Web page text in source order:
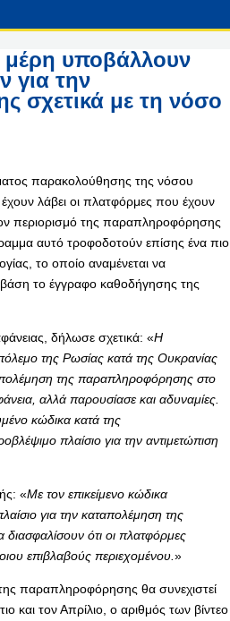
υποβάλλουν
για την
σχετικά με τη νόσο
παρακολούθησης της νόσου
λάβει οι πλατφόρμες που έχουν
περιορισμό της παραπληροφόρησης
αυτό τροφοδοτούν επίσης ένα πιο
το οποίο αναμένεται να
το έγγραφο καθοδήγησης της
δήλωσε σχετικά: «Η
της Ρωσίας κατά της Ουκρανίας
της παραπληροφόρησης στο
αλλά παρουσίασε και αδυναμίες.
κώδικα κατά της
πλαίσιο για την αντιμετώπιση
«Με τον επικείμενο κώδικα
για την καταπολέμηση της
ότι οι πλατφόρμες
επιβλαβούς περιεχομένου. »
παραπληροφόρησης θα συνεχιστεί
και τον Απρίλιο, ο αριθμός των βίντεο